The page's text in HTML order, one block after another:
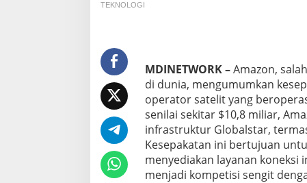
o
l
o
g
R
a
k
s
a
TEKNOLOGI
MDINETWORK–Amazon,
di dunia, mengumumkan
operator satelit yang
senilai sekitar $10,8 miliar,
infrastruktur Globalstar,
Kesepakatan ini bertujuan
menyediakan layanan
menjadi kompetisi sengit